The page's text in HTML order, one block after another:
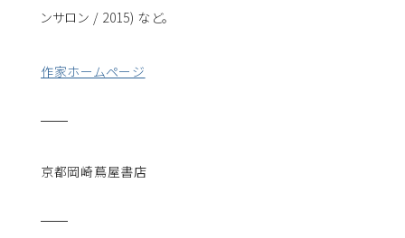
ンサロン / 2015) など。
作家ホームページ
京都岡崎蔦屋書店